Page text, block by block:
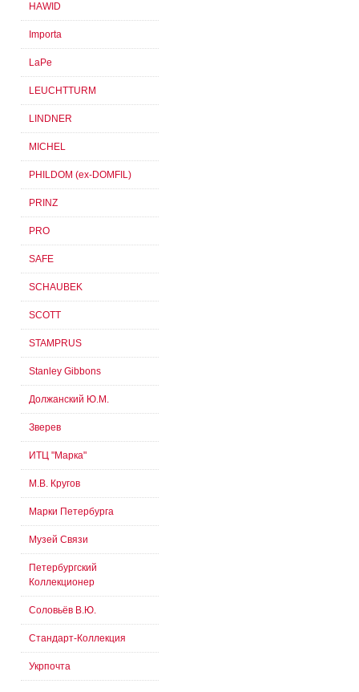
HAWID
Importa
LaPe
LEUCHTTURM
LINDNER
MICHEL
PHILDOM (ex-DOMFIL)
PRINZ
PRO
SAFE
SCHAUBEK
SCOTT
STAMPRUS
Stanley Gibbons
Должанский Ю.М.
Зверев
ИТЦ "Марка"
М.В. Кругов
Марки Петербурга
Музей Связи
Петербургский
Коллекционер
Соловьёв В.Ю.
Стандарт-Коллекция
Укрпочта